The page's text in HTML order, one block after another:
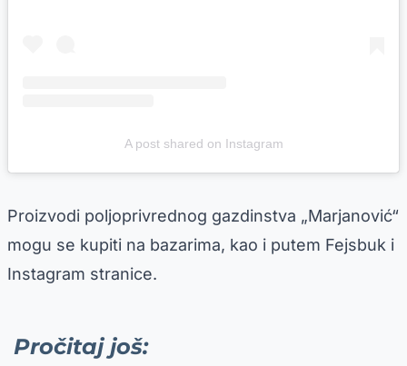
A post shared on Instagram
Proizvodi poljoprivrednog gazdinstva „Marjanović“
mogu se kupiti na bazarima, kao i putem Fejsbuk i
Instagram stranice.
Pročitaj još: